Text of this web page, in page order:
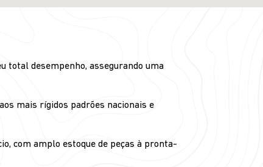
total desempenho, assegurando uma
mais rígidos padrões nacionais e
com amplo estoque de peças à pronta-